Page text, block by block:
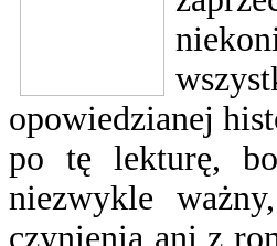
opowiedzianej
po tę lekturę,
niezwykle
czynienia ani z